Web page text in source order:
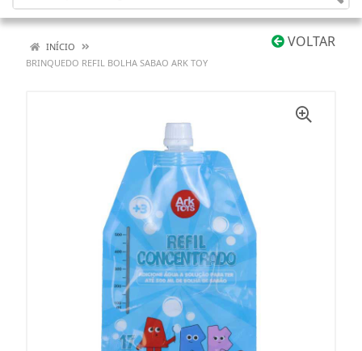
VOLTAR
INÍCIO
BRINQUEDO REFIL BOLHA SABAO ARK TOY